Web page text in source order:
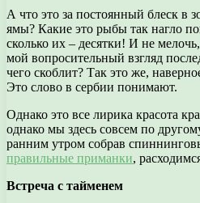
А что это за постоянный блеск в
ямы? Какие это рыбы так нагло
сколько их – десятки! И не
мой вопросительный взгляд
чего скоблит? Так это же,
Это слово в сербии понимают.
Однако это все лирика красота
однако мы здесь совсем по
ранним утром собрав
правильные приманки,
Встреча с тайменем